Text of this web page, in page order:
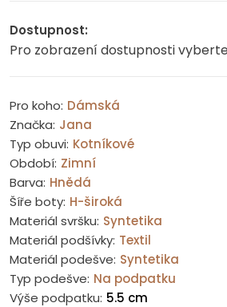
Dostupnost:
Pro zobrazení dostupnosti
Pro koho: Dámská
Značka: Jana
Typ obuvi: Kotníkové
Období: Zimní
Barva: Hnědá
Šíře boty: H-široká
Materiál svršku: Syntetika
Materiál podšívky: Textil
Materiál podešve: Syntetika
Typ podešve: Na podpatku
Výše podpatku: 5.5 cm